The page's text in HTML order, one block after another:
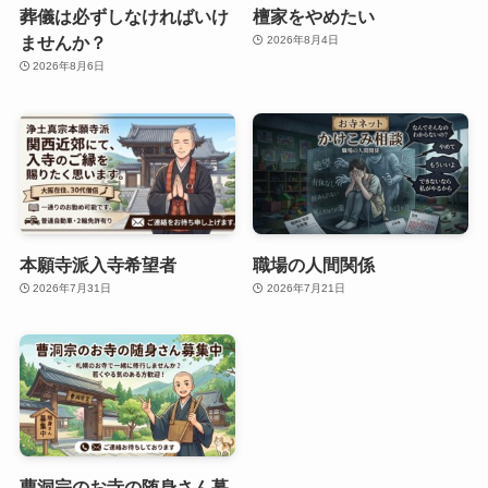
葬儀は必ずしなければいけ
ませんか？
2026年8月6日
檀家をやめたい
2026年8月4日
本願寺派入寺希望者
2026年7月31日
職場の人間関係
2026年7月21日